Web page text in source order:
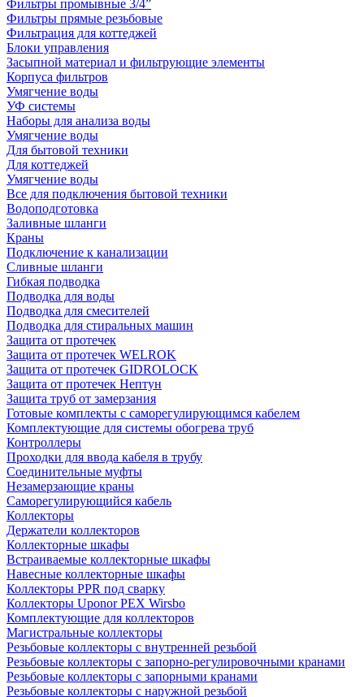
Фильтры промывные 3/4”
Фильтры прямые резьбовые
Фильтрация для коттеджей
Блоки управления
Засыпной материал и фильтрующие элементы
Корпуса фильтров
Умягчение воды
УФ системы
Наборы для анализа воды
Умягчение воды
Для бытовой техники
Для коттеджей
Умягчение воды
Все для подключения бытовой техники
Водоподготовка
Заливные шланги
Краны
Подключение к канализации
Сливные шланги
Гибкая подводка
Подводка для воды
Подводка для смесителей
Подводка для стиральных машин
Защита от протечек
Защита от протечек WELROK
Защита от протечек GIDROLOCK
Защита от протечек Нептун
Защита труб от замерзания
Готовые комплекты с саморегулирующимся кабелем
Комплектующие для системы обогрева труб
Контроллеры
Проходки для ввода кабеля в трубу
Соединительные муфты
Незамерзающие краны
Саморегулирующийся кабель
Коллекторы
Держатели коллекторов
Коллекторные шкафы
Встраиваемые коллекторные шкафы
Навесные коллекторные шкафы
Коллекторы PPR под сварку
Коллекторы Uponor PEX Wirsbo
Комплектующие для коллекторов
Магистральные коллекторы
Резьбовые коллекторы с внутренней резьбой
Резьбовые коллекторы с запорно-регулировочными кранами
Резьбовые коллекторы с запорными кранами
Резьбовые коллекторы с наружной резьбой